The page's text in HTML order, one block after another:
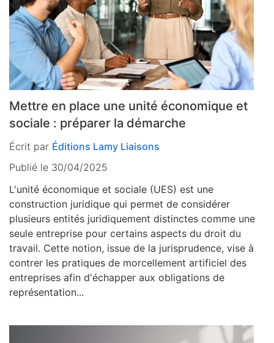
Mettre en place une unité économique et
sociale : préparer la démarche
Écrit par Éditions Lamy Liaisons
Publié le 30/04/2025
L'unité économique et sociale (UES) est une
construction juridique qui permet de considérer
plusieurs entités juridiquement distinctes comme une
seule entreprise pour certains aspects du droit du
travail. Cette notion, issue de la jurisprudence, vise à
contrer les pratiques de morcellement artificiel des
entreprises afin d'échapper aux obligations de
représentation...